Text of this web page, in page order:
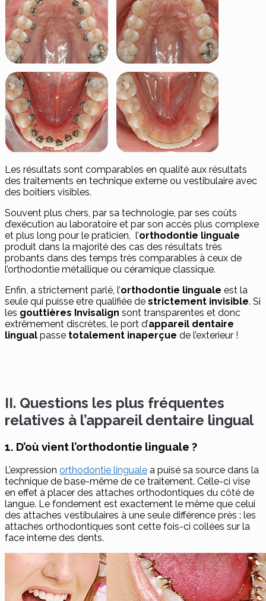
Les résultats sont comparables en qualité aux résultats
des traitements en technique externe ou vestibulaire avec
des boîtiers visibles.
Souvent plus chers, par sa technologie, par ses coûts
d’exécution au laboratoire et par son accès plus complexe
et plus long pour le praticien, l’orthodontie linguale
produit dans la majorité des cas des résultats très
probants dans des temps très comparables à ceux de
l’orthodontie métallique ou céramique classique.
Enfin, a strictement parlé, l’orthodontie linguale est la
seule qui puisse etre qualifiée de strictement invisible. Si
les gouttières Invisalign sont transparentes et donc
extrêmement discrètes, le port d’appareil dentaire
lingual passe totalement inaperçue de l’exterieur !
II. Questions les plus fréquentes
relatives à l’appareil dentaire lingual
1. D’où vient l’orthodontie linguale ?
L’expression orthodontie linguale a puisé sa source dans la
technique de base-même de ce traitement. Celle-ci vise
en effet à placer des attaches orthodontiques du côté de
langue. Le fondement est exactement le même que celui
des attaches vestibulaires à une seule différence près : les
attaches orthodontiques sont cette fois-ci collées sur la
face interne des dents.